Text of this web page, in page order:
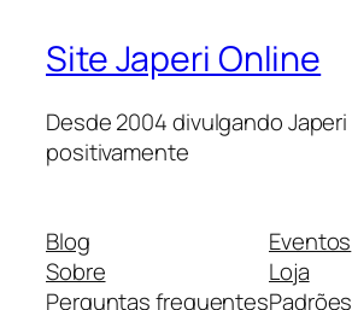
Site Japeri Online
Desde 2004 divulgando Japeri
positivamente
Blog
Sobre
Perguntas frequentes
Eventos
Loja
Padrões